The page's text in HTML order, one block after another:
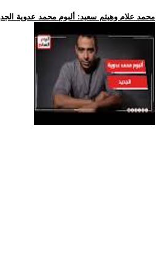
.. محمد علام وهيثم سعيد: ألبوم محمد عدوية